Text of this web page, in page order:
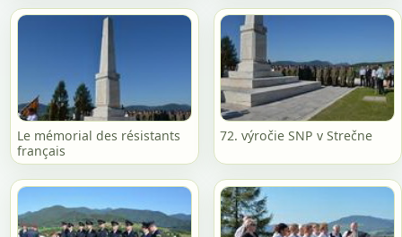
Le mémorial des résistants
français
72. výročie SNP v Strečne